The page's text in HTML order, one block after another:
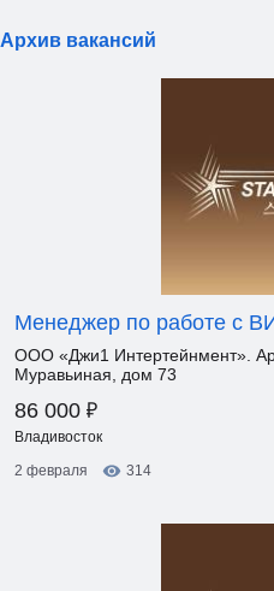
Архив вакансий
Менеджер по работе с
ООО «Джи1 Интертейнмент».
Муравьиная, дом 73
86 000 ₽
Владивосток
2 февраля
314